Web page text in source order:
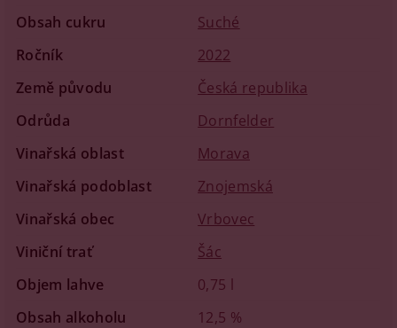
Obsah cukru
Suché
Ročník
2022
Země původu
Česká republika
Odrůda
Dornfelder
Vinařská oblast
Morava
Vinařská podoblast
Znojemská
Vinařská obec
Vrbovec
Viniční trať
Šác
Objem lahve
0,75 l
Obsah alkoholu
12,5 %